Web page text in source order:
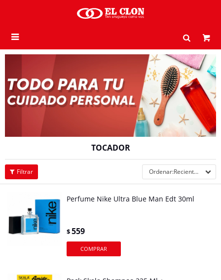

TOCADOR
Recientes
Perfume Nike Ultra Blue Man Edt 30ml
$559